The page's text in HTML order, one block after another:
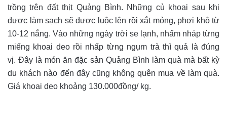
trồng trên đất thịt Quảng Bình. Những củ khoai sau khi
được làm sạch sẽ được luộc lên rồi xắt mỏng, phơi khô từ
10-12 nắng. Vào những ngày trời se lạnh, nhấm nháp từng
miếng khoai deo rồi nhấp từng ngụm trà thì quả là đúng
vị. Đây là món ăn đặc sản Quảng Bình làm quà mà bất kỳ
du khách nào đến đây cũng không quên mua về làm quà.
Giá khoai deo khoảng 130.000đồng/ kg.